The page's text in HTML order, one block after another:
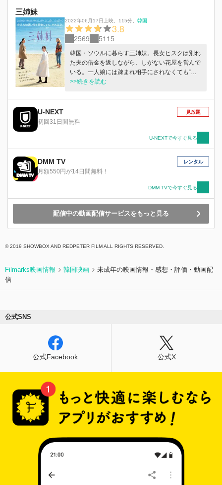
三姉妹
2022年06月17日上映 115分 韓国
3.8
2569 5115
韓国・ソウルに暮らす三姉妹。長女ヒスクは別れ
た夫の借金を返しながら、しがない花屋を営んで
いる。一人娘には疎まれ相手にされなくても“大
丈夫なフリ”をして日々をやり過ごす。次女ミヨ
範的な信徒。高級マンションに暮らし“完璧に”家
庭でも振舞うが、そんな日常は次第にほころびを
見せ始める。三女ミオクは劇作家としてスランプ
を送り、夫の連れ子である息子の保護者面談
に“酔っていないフリ”で乗り込む始末。性格、仕
事、生活スタイル、全てが異なる人生を送る彼女
たちは、父親の誕生日を祝うために久しぶりに一
堂に会し、蓋をしていた幼少期の心の傷と向き合
>>続きを読む
U-NEXT
初回31日間無料
見放題
U-NEXTで今すぐ見る
DMM TV
月額550円が14日間無料！
レンタル
DMM TVで今すぐ見る
配信中の動画配信サービスをもっと見る
© 2019 SHOWBOX AND REDPETER FILM ALL RIGHTS RESERVED.
Filmarks映画情報 韓国映画
未成年の映画情報・感想・評価・動画配
信
公式SNS
公式Facebook 公式X